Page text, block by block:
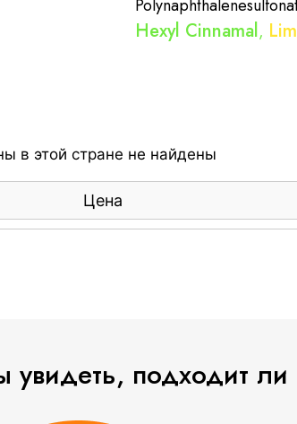
Hexyl Cinnamal,
в этой стране не найдены
Цена
подходит ли